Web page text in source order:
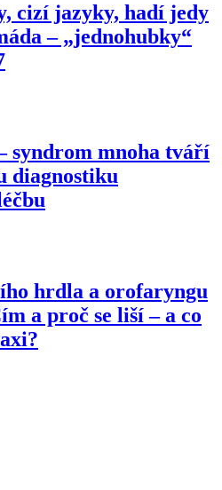
cizí jazyky, hadí jedy
–⁠ „jednohubky“
syndrom mnoha tváří
diagnostiku
hrdla a orofaryngu
a proč se liší –⁠ a co